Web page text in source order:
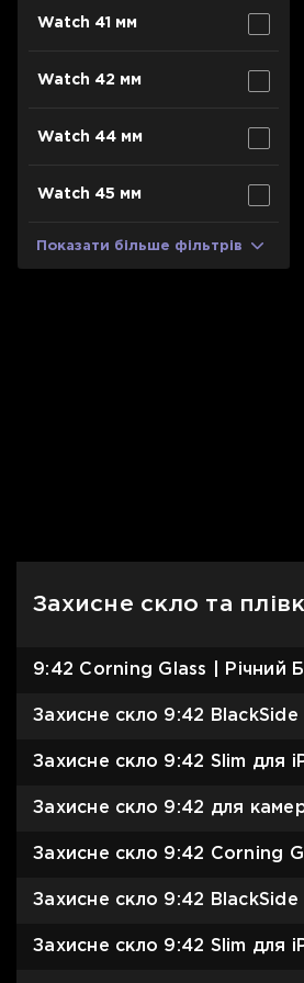
Watch 41 мм
Watch 42 мм
Watch 44 мм
Watch 45 мм
Показати більше фільтрів
Захисне скло та
9:42 Corning Glass | Річний
Захисне скло 9:42
Захисне скло 9:42 Slim для
Захисне скло 9:42 для
Захисне скло 9:42 Corning
Захисне скло 9:42
Захисне скло 9:42 Slim для